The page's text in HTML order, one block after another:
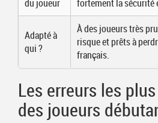
du joueur fortement la sécurité
Adapté à
qui ?
À des joueurs très
risque et prêts à
français.
Les erreurs les
des joueurs